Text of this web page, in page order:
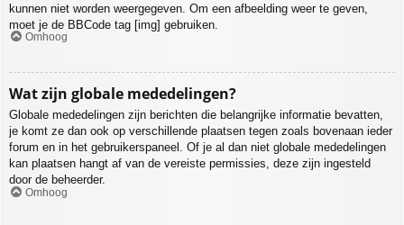
kunnen niet worden weergegeven. Om een afbeelding weer te geven,
moet je de BBCode tag [img] gebruiken.
Omhoog
Wat zijn globale mededelingen?
Globale mededelingen zijn berichten die belangrijke informatie bevatten,
je komt ze dan ook op verschillende plaatsen tegen zoals bovenaan ieder
forum en in het gebruikerspaneel. Of je al dan niet globale mededelingen
kan plaatsen hangt af van de vereiste permissies, deze zijn ingesteld
door de beheerder.
Omhoog